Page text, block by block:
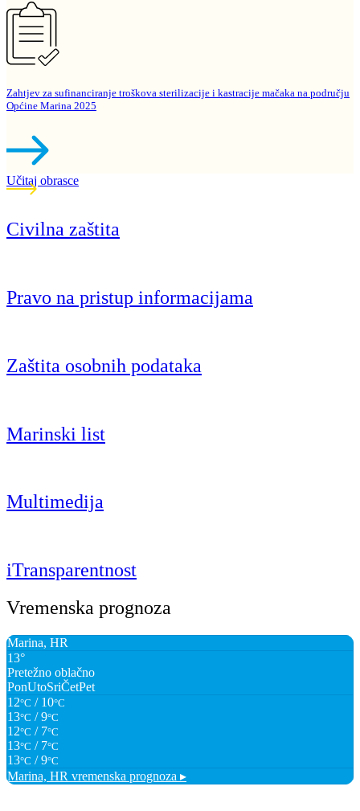
Zahtjev za sufinanciranje troškova sterilizacije i kastracije mačaka na području
Općine Marina 2025
Učitaj obrasce
Civilna zaštita
Pravo na pristup informacijama
Zaštita osobnih podataka
Marinski list
Multimedija
iTransparentnost
Vremenska prognoza
Marina, HR
13°
Pretežno oblačno
PonUtoSriČetPet
12°C / 10°C
13°C / 9°C
12°C / 7°C
13°C / 7°C
13°C / 9°C
Marina, HR vremenska prognoza ▸